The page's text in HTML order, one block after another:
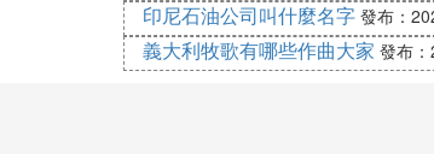
特色：青島夜宵傳奇，骨湯餛
注意：傍晚才營業，延安路總
印尼石油公司叫什麼名字 發布：
義大利牧歌有哪些作曲大家 發布